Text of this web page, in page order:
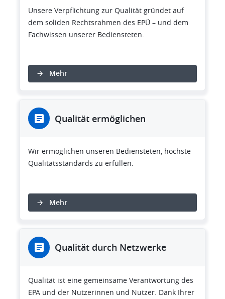
Unsere Verpflichtung zur Qualität gründet auf
dem soliden Rechtsrahmen des EPÜ – und dem
Fachwissen unserer Bediensteten.
Mehr
Qualität ermöglichen
Wir ermöglichen unseren Bediensteten, höchste
Qualitätsstandards zu erfüllen.
Mehr
Qualität durch Netzwerke
Qualität ist eine gemeinsame Verantwortung des
EPA und der Nutzerinnen und Nutzer. Dank Ihrer